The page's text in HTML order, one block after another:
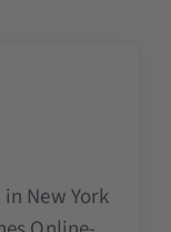
New York